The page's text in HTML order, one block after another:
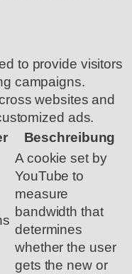
to provide visitors
campaigns.
websites and
ads.
Beschreibung
A cookie set by
YouTube to
measure
bandwidth that
determines
whether the user
gets the new or